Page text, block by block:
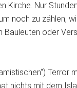
Kirche. Nur
noch zu zählen,
oder
nichts mit dem